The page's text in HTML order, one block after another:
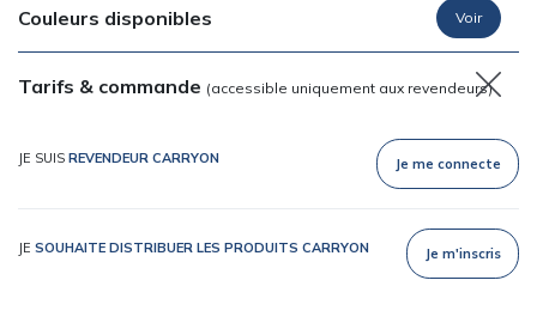
Couleurs disponibles
Tarifs & commande (accessible uniquement aux revendeurs)
JE SUIS REVENDEUR CARRYON Je me connecte
JE SOUHAITE DISTRIBUER LES PRODUITS CARRYON Je m'inscris